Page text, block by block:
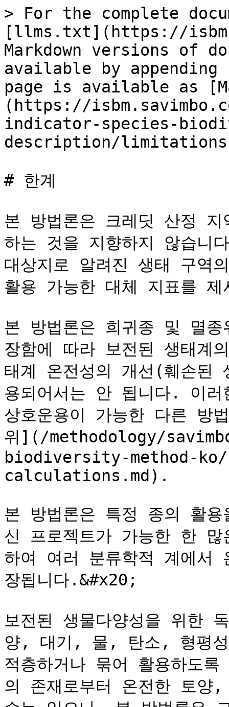
> For the complete
[llms.txt](https://
Markdown versions of
available by
page is available as
(https://
indicator-species-
description/
# 한계
본 방법론은 크레딧 산정
하는 것을 지향하지 않습니
대상지로 알려진 생태 구역
활용 가능한 대체 지표를
본 방법론은 희귀종 및 멸
장함에 따라 보전된 생태계
태계 온전성의 개선(훼손된
용되어서는 안 됩니다. 이
상호운용이 가능한 다른 방
위](/methodology/
biodiversity-method-
calculations.md).
본 방법론은 특정 종의 활
신 프로젝트가 가능한 한
하여 여러 분류학적 계에서
장됩니다.&#x20;
보전된 생물다양성을 위한
양, 대기, 물, 탄소, 형평성
적층하거나 묶어 활용하도
의 존재로부터 온전한 토